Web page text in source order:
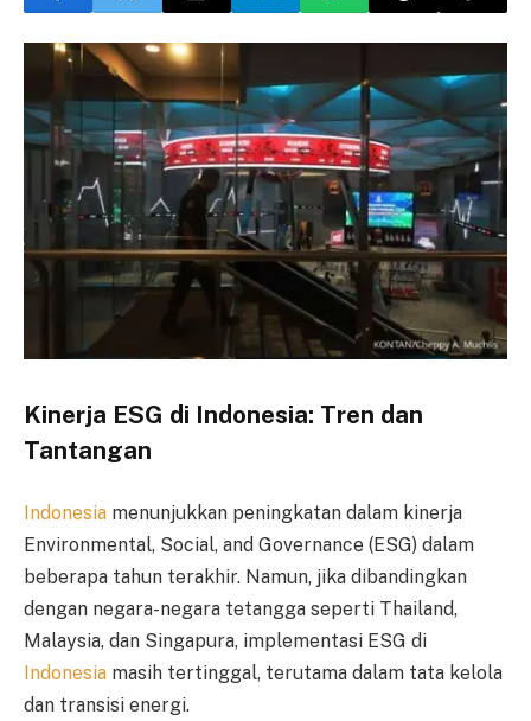
Kinerja ESG di Indonesia: Tren dan
Tantangan
Indonesia menunjukkan peningkatan dalam kinerja
Environmental, Social, and Governance (ESG) dalam
beberapa tahun terakhir. Namun, jika dibandingkan
dengan negara-negara tetangga seperti Thailand,
Malaysia, dan Singapura, implementasi ESG di
Indonesia masih tertinggal, terutama dalam tata kelola
dan transisi energi.